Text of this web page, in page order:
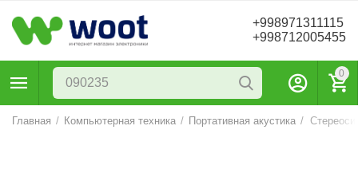
+998971311115
+998712005455
0
Главная / Компьютерная техника / Портативная акустика /